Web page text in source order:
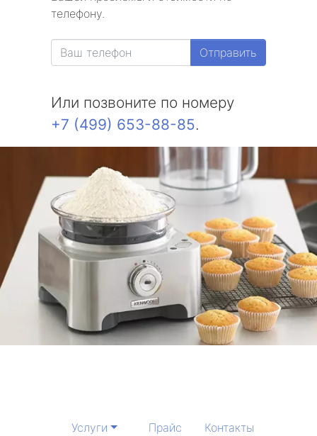
телефону.
Отправить
Или позвоните по номеру
+7 (499) 653-88-85.
Услуги Прайс Контакты